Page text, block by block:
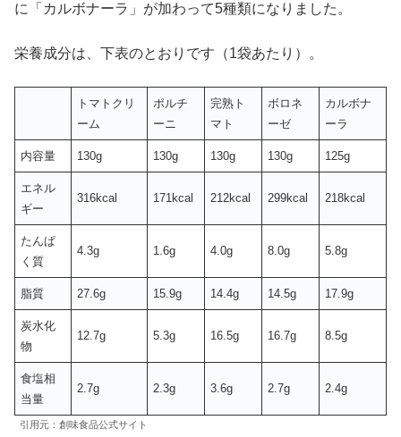
に「カルボナーラ」が加わって5種類になりました。
栄養成分は、下表のとおりです（1袋あたり）。
トマトクリ
ーム
ポルチ
ーニ
完熟ト
マト
ボロネ
ーゼ
カルボナ
ーラ
内容量 130g 130g 130g 130g 125g
エネル
ギー
316kcal 171kcal 212kcal 299kcal 218kcal
たんぱ
く質
4.3g 1.6g 4.0g 8.0g 5.8g
脂質 27.6g 15.9g 14.4g 14.5g 17.9g
炭水化
物
12.7g 5.3g 16.5g 16.7g 8.5g
食塩相
当量
2.7g 2.3g 3.6g 2.7g 2.4g
引用元：創味食品公式サイト